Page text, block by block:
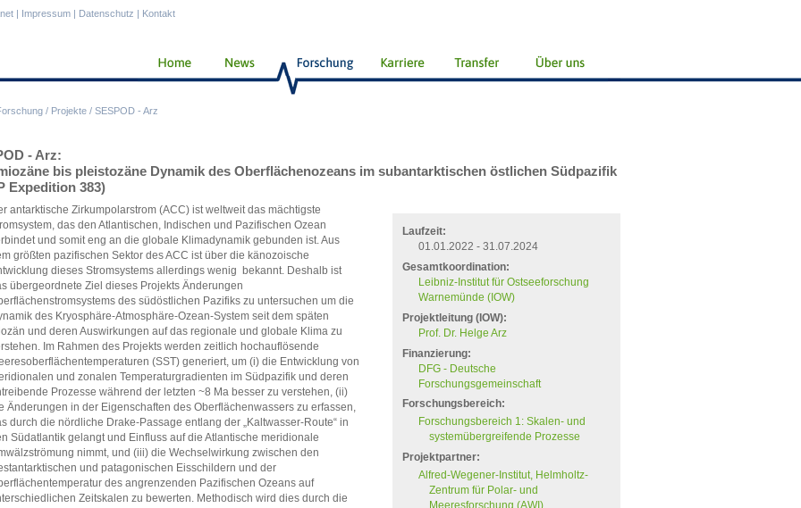
/ Projekte / SESPOD - Arz
| Impressum | Datenschutz | Kontakt
- Arz:
bis pleistozäne Dynamik des Oberflächenozeans im subantarktischen östlichen Südpazifik
Expedition 383)
Laufzeit:
01.01.2022 - 31.07.2024
Gesamtkoordination:
Leibniz-Institut für Ostseeforschung
Warnemünde (IOW)
Projektleitung (IOW):
Prof. Dr. Helge Arz
Finanzierung:
DFG - Deutsche
Forschungsgemeinschaft
Forschungsbereich:
Forschungsbereich 1: Skalen- und
systemübergreifende Prozesse
Projektpartner:
Alfred-Wegener-Institut, Helmholtz-
Zentrum für Polar- und
antarktische Zirkumpolarstrom (ACC) ist weltweit das mächtigste
das den Atlantischen, Indischen und Pazifischen Ozean
und somit eng an die globale Klimadynamik gebunden ist. Aus
größten pazifischen Sektor des ACC ist über die känozoische
dieses Stromsystems allerdings wenig bekannt. Deshalb ist
übergeordnete Ziel dieses Projekts Änderungen
des südöstlichen Pazifiks zu untersuchen um die
des Kryosphäre-Atmosphäre-Ozean-System seit dem späten
und deren Auswirkungen auf das regionale und globale Klima zu
Im Rahmen des Projekts werden zeitlich hochauflösende
(SST) generiert, um (i) die Entwicklung von
und zonalen Temperaturgradienten im Südpazifik und deren
Prozesse während der letzten ~8 Ma besser zu verstehen, (ii)
Änderungen in der Eigenschaften des Oberflächenwassers zu erfassen,
durch die nördliche Drake-Passage entlang der „Kaltwasser-Route“ in
Südatlantik gelangt und Einfluss auf die Atlantische meridionale
nimmt, und (iii) die Wechselwirkung zwischen den
und patagonischen Eisschildern und der
des angrenzenden Pazifischen Ozeans auf
Zeitskalen zu bewerten. Methodisch wird dies durch die